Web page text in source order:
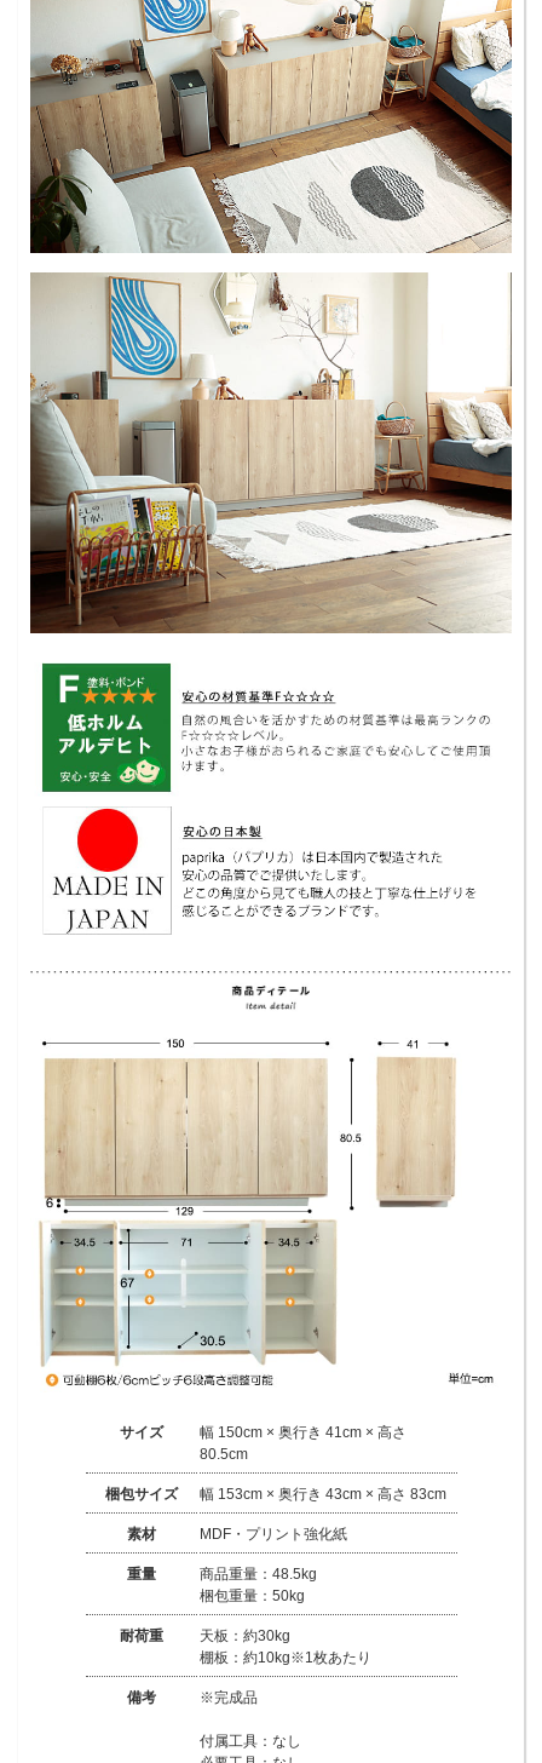
サイズ
幅 150cm × 奥行き 41cm × 高さ
80.5cm
梱包サイズ 幅 153cm × 奥行き 43cm × 高さ 83cm
素材 MDF・プリント強化紙
重量
商品重量：48.5kg
梱包重量：50kg
耐荷重
天板：約30kg
棚板：約10kg※1枚あたり
備考 ※完成品
付属工具：なし